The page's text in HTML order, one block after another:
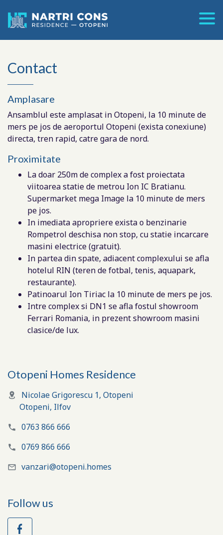
Contact
Amplasare
Ansamblul este amplasat in Otopeni, la 10 minute de
mers pe jos de aeroportul Otopeni (exista conexiune)
directa, tren rapid, catre gara de nord.
Proximitate
La doar 250m de complex a fost proiectata
viitoarea statie de metrou Ion IC Bratianu.
Supermarket mega Image la 10 minute de mers
pe jos.
In imediata apropriere exista o benzinarie
Rompetrol deschisa non stop, cu statie incarcare
masini electrice (gratuit).
In partea din spate, adiacent complexului se afla
hotelul RIN (teren de fotbal, tenis, aquapark,
restaurante).
Patinoarul Ion Tiriac la 10 minute de mers pe jos.
Intre complex si DN1 se afla fostul showroom
Ferrari Romania, in prezent showroom masini
clasice/de lux.
Otopeni Homes Residence
Nicolae Grigorescu 1, Otopeni
Otopeni, Ilfov
0763 866 666
0769 866 666
vanzari@otopeni.homes
Follow us